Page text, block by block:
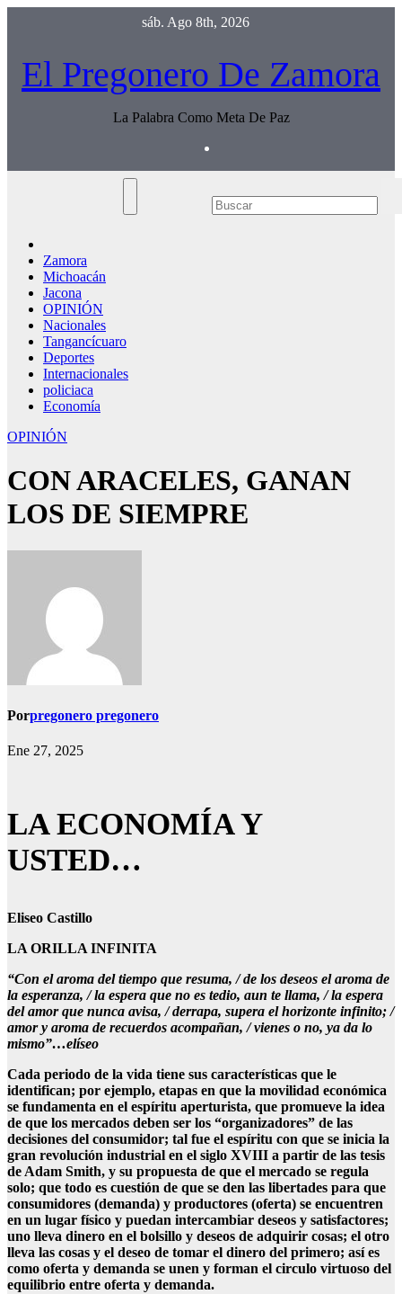
sáb. Ago 8th, 2026
El Pregonero De Zamora
La Palabra Como Meta De Paz
Zamora
Michoacán
Jacona
OPINIÓN
Nacionales
Tangancícuaro
Deportes
Internacionales
policiaca
Economía
OPINIÓN
CON ARACELES, GANAN
LOS DE SIEMPRE
Porpregonero pregonero
Ene 27, 2025
LA ECONOMÍA Y
USTED…
Eliseo Castillo
LA ORILLA INFINITA
“Con el aroma del tiempo que resuma, / de los deseos el aroma de
la esperanza, / la espera que no es tedio, aun te llama, / la espera
del amor que nunca avisa, / derrapa, supera el horizonte infinito; /
amor y aroma de recuerdos acompañan, / vienes o no, ya da lo
mismo”…elíseo
Cada periodo de la vida tiene sus características que le
identifican; por ejemplo, etapas en que la movilidad económica
se fundamenta en el espíritu aperturista, que promueve la idea
de que los mercados deben ser los “organizadores” de las
decisiones del consumidor; tal fue el espíritu con que se inicia la
gran revolución industrial en el siglo XVIII a partir de las tesis
de Adam Smith, y su propuesta de que el mercado se regula
solo; que todo es cuestión de que se den las libertades para que
consumidores (demanda) y productores (oferta) se encuentren
en un lugar físico y puedan intercambiar deseos y satisfactores;
uno lleva dinero en el bolsillo y deseos de adquirir cosas; el otro
lleva las cosas y el deseo de tomar el dinero del primero; así es
como oferta y demanda se unen y forman el circulo virtuoso del
equilibrio entre oferta y demanda.